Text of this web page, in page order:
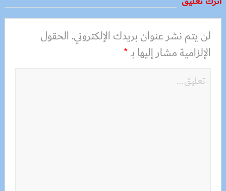
لن يتم نشر عنوان بريدك الإلكتروني.الحقول
الإلزامية مشار إليها بـ*